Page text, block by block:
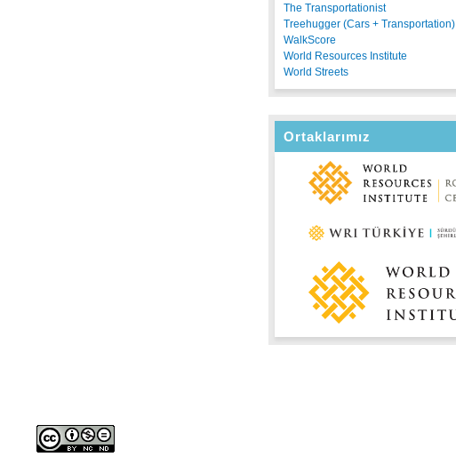
The Transportationist
Treehugger (Cars + Transportation)
WalkScore
World Resources Institute
World Streets
Ortaklarımız